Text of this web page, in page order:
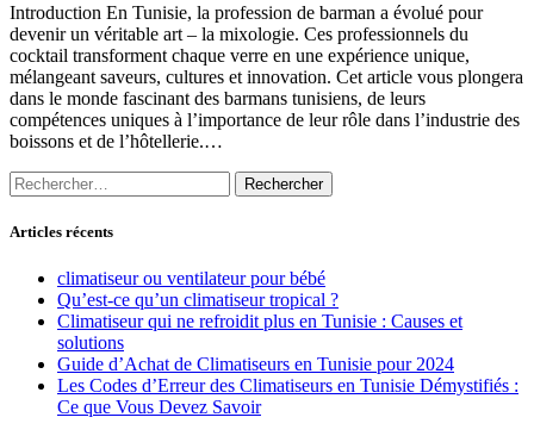
Introduction En Tunisie, la profession de barman a évolué pour
devenir un véritable art – la mixologie. Ces professionnels du
cocktail transforment chaque verre en une expérience unique,
mélangeant saveurs, cultures et innovation. Cet article vous plongera
dans le monde fascinant des barmans tunisiens, de leurs
compétences uniques à l’importance de leur rôle dans l’industrie des
boissons et de l’hôtellerie.…
Rechercher :
Articles récents
climatiseur ou ventilateur pour bébé
Qu’est-ce qu’un climatiseur tropical ?
Climatiseur qui ne refroidit plus en Tunisie : Causes et
solutions
Guide d’Achat de Climatiseurs en Tunisie pour 2024
Les Codes d’Erreur des Climatiseurs en Tunisie Démystifiés :
Ce que Vous Devez Savoir